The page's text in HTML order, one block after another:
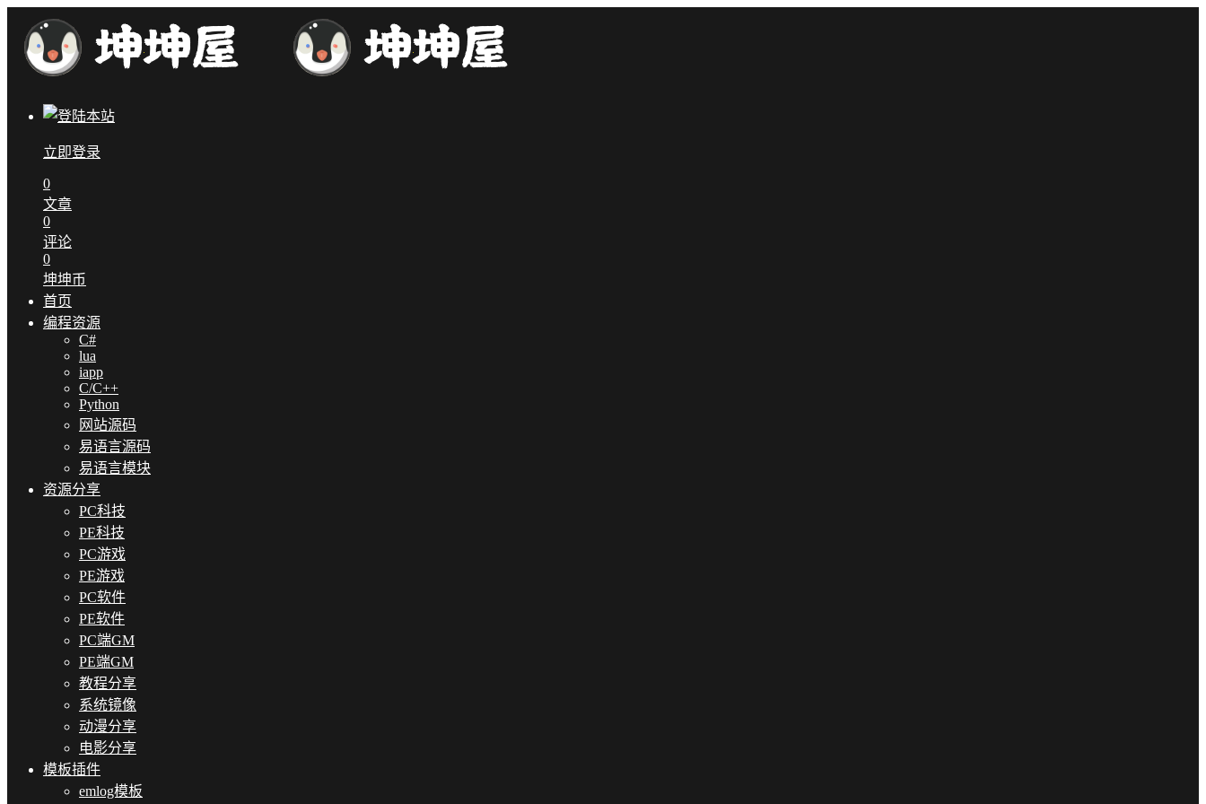
立即登录
0
文章
0
评论
0
坤坤币
首页
编程资源
C#
lua
iapp
C/C++
Python
网站源码
易语言源码
易语言模块
资源分享
PC科技
PE科技
PC游戏
PE游戏
PC软件
PE软件
PC端GM
PE端GM
教程分享
系统镜像
动漫分享
电影分享
模板插件
emlog模板